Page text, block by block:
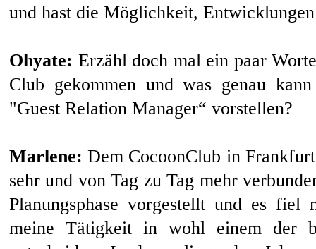
und hast die Möglichkeit,
Ohyate: Erzähl doch mal ein paar
Club gekommen und was genau
"Guest Relation Manager“ vorstellen?
Marlene: Dem CocoonClub in
sehr und von Tag zu Tag mehr
Planungsphase vorgestellt und es
meine Tätigkeit in wohl einem der